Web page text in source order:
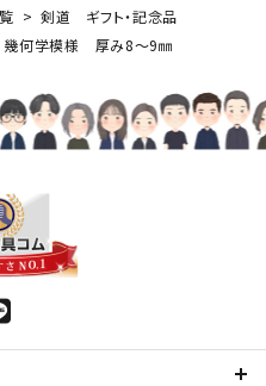
剣道 ギフト・記念品
何学模様 厚み8～9㎜